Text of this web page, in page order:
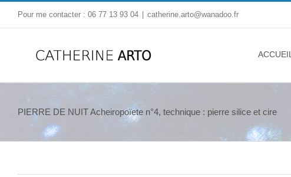
Pour me contacter : 06 77 13 93 04 catherine.arto@wanadoo.fr
ACCUEIL
PIERRE DE NUIT Acheiropoïete n°4, technique : pierre silice et cire